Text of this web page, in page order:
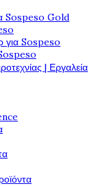
Sospeso Gold
για Sospeso
| Εργαλεία